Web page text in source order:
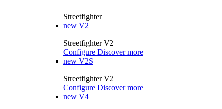
Streetfighter
new V2
Streetfighter V2
Configure Discover more
new V2S
Streetfighter V2
Configure Discover more
new V4